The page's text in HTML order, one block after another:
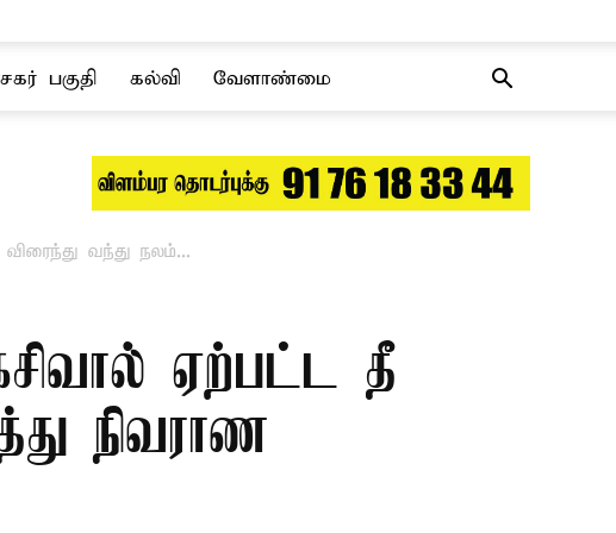
பகுதி கல்வி வேளாண்மை
வந்து நலம்...
ஏற்பட்ட தீ
நிவராண